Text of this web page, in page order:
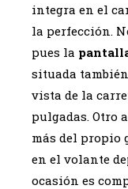
integra en el
la perfección.
pues la
situada
vista de la
pulgadas. Otro
más del propio
en el volante
ocasión es